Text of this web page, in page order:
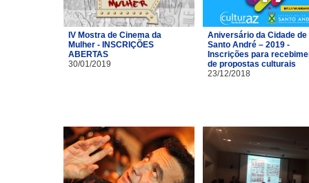
IV Mostra de Cinema da
Mulher - INSCRIÇÕES
ABERTAS
30/01/2019
Aniversário da Cidade de
Santo André – 2019 -
Inscrições para
de propostas culturais
23/12/2018